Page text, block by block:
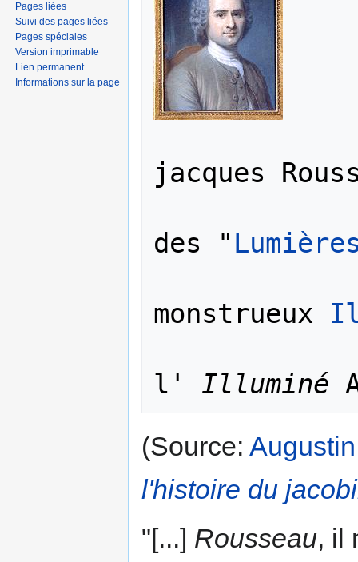
jacques
des "
monstrueux
l' Illuminé
(Source:
l'histoire du
"[...] Rousseau, il
Pages liées
Suivi des pages liées
Pages spéciales
Version imprimable
Lien permanent
Informations sur la page